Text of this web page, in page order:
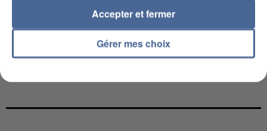
UN SECOND CADRE DE LA DZ MAFIA
Gérer mes choix
Accepter et fermer